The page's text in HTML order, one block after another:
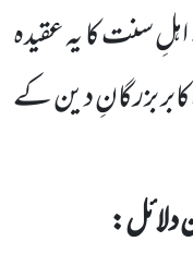
سنت کا یہ عقیدہ
بزرگانِ دین کے
دلائل: